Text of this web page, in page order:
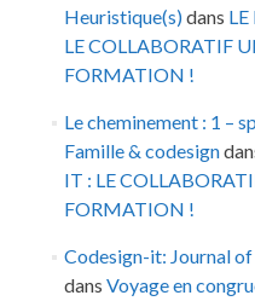
Heuristique(s)dans
LE COLLABORATIF
FORMATION !
Le cheminement : 1 –
Famille & codesign
IT : LE
FORMATION !
Codesign-it: Journal of
dans Voyage en